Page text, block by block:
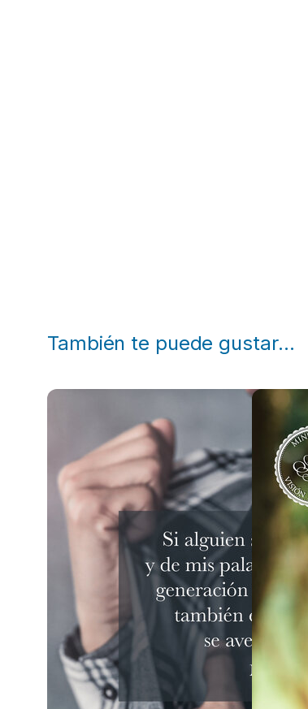
También te puede gustar…